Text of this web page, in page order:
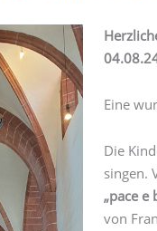
Eine
Die
singen.
„pace e
von